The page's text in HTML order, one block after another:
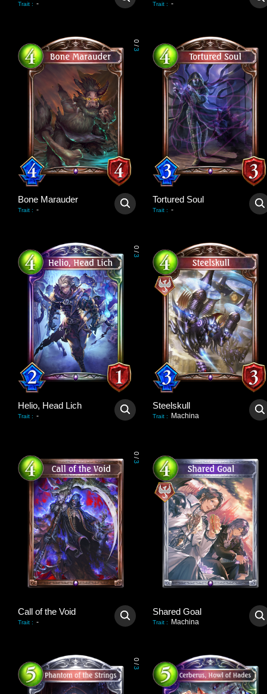
Trait : - Trait : -
0
/
3
Bone Marauder
Trait : -
Tortured Soul
Trait : -
0
/
3
Helio, Head Lich
Trait : -
Steelskull
Trait : Machina
0
/
3
Call of the Void
Trait : -
Shared Goal
Trait : Machina
0
/
3